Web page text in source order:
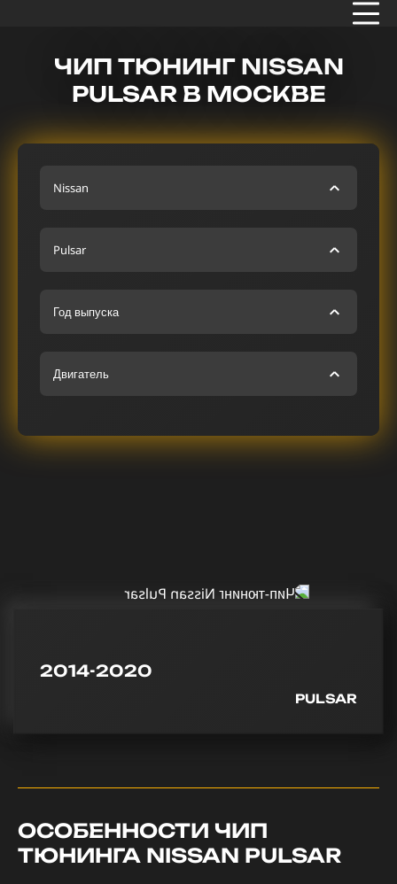
ЧИП ТЮНИНГ NISSAN
PULSAR В МОСКВЕ
Nissan
Pulsar
Год выпуска
Двигатель
2014-2020
PULSAR
ОСОБЕННОСТИ ЧИП
ТЮНИНГА NISSAN PULSAR